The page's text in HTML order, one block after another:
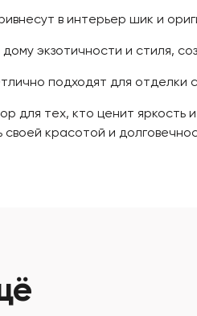
в интерьер шик и
экзотичности и стиля,
подходят для отделки
для тех, кто ценит
красотой и